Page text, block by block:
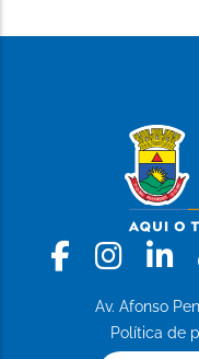
Av. Afonso
Política de